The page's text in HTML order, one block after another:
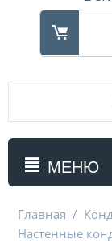
МЕНЮ
Главная /
Настенные